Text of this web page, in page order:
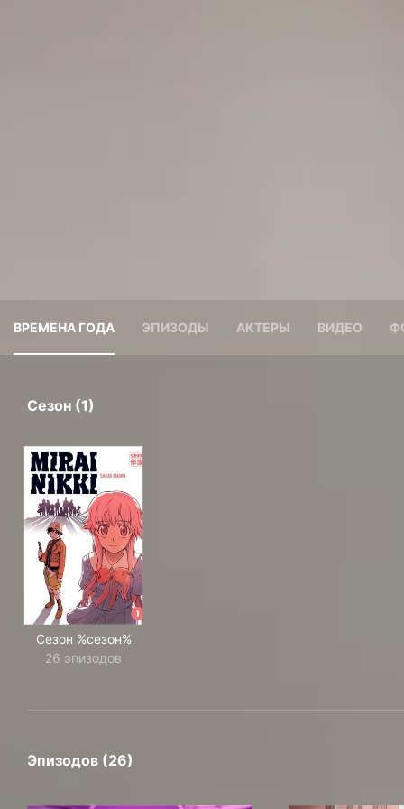
ВРЕМЕНА ГОДА ЭПИЗОДЫ АКТЕРЫ ВИДЕО
Сезон (1)
Сезон %сезон%
26 эпизодов
Эпизодов (26)